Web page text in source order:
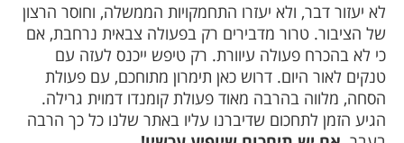
לא יעזור דבר, ולא יעזרו התחמקויות הממשלה, וחוסר הרצון
של הציבור. טרור מדבירים רק בפעולה צבאית נרחבת, אם
כי לא בהכרח פעולה עיוורת. רק טיפש ייכנס לעזה עם
טנקים לאור היום. דרוש כאן תימרון מתוחכם, עם פעולת
הסחה, מלווה בהרבה מאוד פעולת קומנדו דמוית גרילה.
הגיע הזמן לתחכום שדיברנו עליו באתר שלנו כל כך הרבה